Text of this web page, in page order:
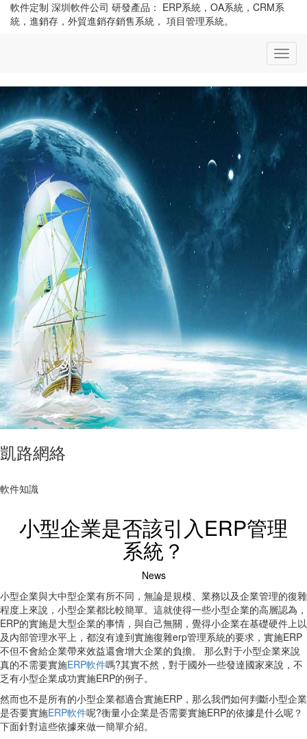
軟件定制 深圳軟件公司 研發產品： ERP系統，OA系統，CRM系
統，進銷存，外貿進銷存銷售系統， 項目管理系統。
凱路網絡
軟件知識
小型企業是否該引入ERP管理
系統？
News
小型企業與大中型企業有所不同，無論是規模、業務以及企業管理的復雜
程度上來說，小型企業都比較簡單。這就使得一些小型企業的高層認為，
ERP的實施是大型企業的事情，與自己無關，覺得小企業在基礎硬件上以
及內部管理水平上，都沒有達到實施復雜erp管理系統的要求，實施ERP
不但不會給企業帶來效益還會增大企業的負擔。 那么對于小型企業來說
真的不需要實施ERP軟件嗎?其實不然，對于國外一些發達國家來說，不
乏有小型企業成功實施ERP的例子。
然而也不是所有的小型企業都適合實施ERP，那么我們如何判斷小型企業
是否要實施ERP軟件呢?衡量小企業是否需要實施ERP的依據是什么呢？
下面針對這些依據來做一簡單介紹。